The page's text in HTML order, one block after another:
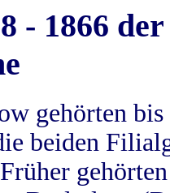
- 1866
gehörten
beiden